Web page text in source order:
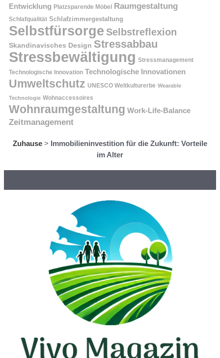
Entwicklung Platzsparende Möbel Raumgestaltung
Schlafqualität Schlafzimmergestaltung
Selbstfürsorge Selbstreflexion
Skandinavisches Design Stressabbau
Stressbewältigung Stressmanagement
Technologische Innovation Technologische Innovationen
Umweltschutz UNESCO Weltkulturerbe Wearable
Technologie Wohnaccessoires
Wohnraumgestaltung Work-Life-Balance
Zeitmanagement
Zuhause > Immobilieninvestition für die Zukunft: Vorteile
im Alter